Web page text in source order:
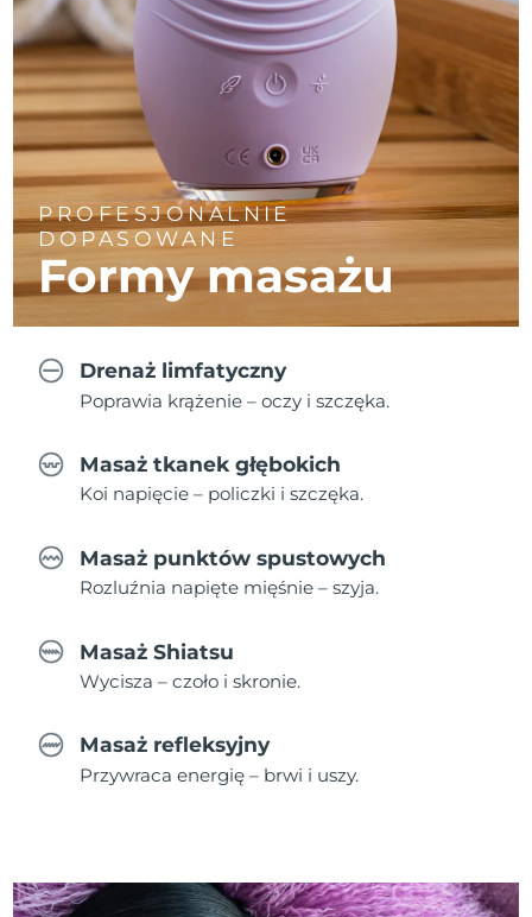
PROFESJONALNIE
DOPASOWANE
Formy masażu
Drenaż limfatyczny
Poprawia krążenie – oczy i szczęka.
Masaż tkanek głębokich
Koi napięcie – policzki i szczęka.
Masaż punktów spustowych
Rozluźnia napięte mięśnie – szyja.
Masaż Shiatsu
Wycisza – czoło i skronie.
Masaż refleksyjny
Przywraca energię – brwi i uszy.